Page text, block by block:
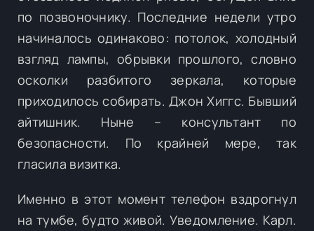
по позвоночнику. Последние недели утро
начиналось одинаково: потолок, холодный
взгляд лампы, обрывки прошлого, словно
осколки разбитого зеркала, которые
приходилось собирать. Джон Хиггс. Бывший
айтишник. Ныне – консультант по
безопасности. По крайней мере, так
гласила визитка.
Именно в этот момент телефон вздрогнул
на тумбе, будто живой. Уведомление. Карл.